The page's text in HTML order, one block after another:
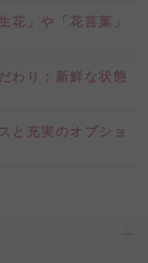
花」や「花言葉」
わり：新鮮な状態
と充実のオプショ